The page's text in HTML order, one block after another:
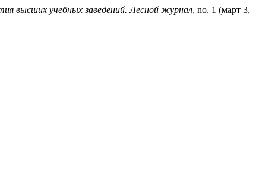
высших учебных заведений. Лесной журнал, no. 1 (март 3,